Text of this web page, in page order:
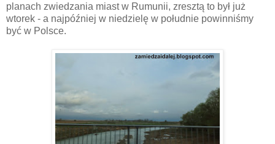
planach zwiedzania miast w Rumunii, zresztą to był już
wtorek - a najpóźniej w niedzielę w południe powinniśmy
być w Polsce.